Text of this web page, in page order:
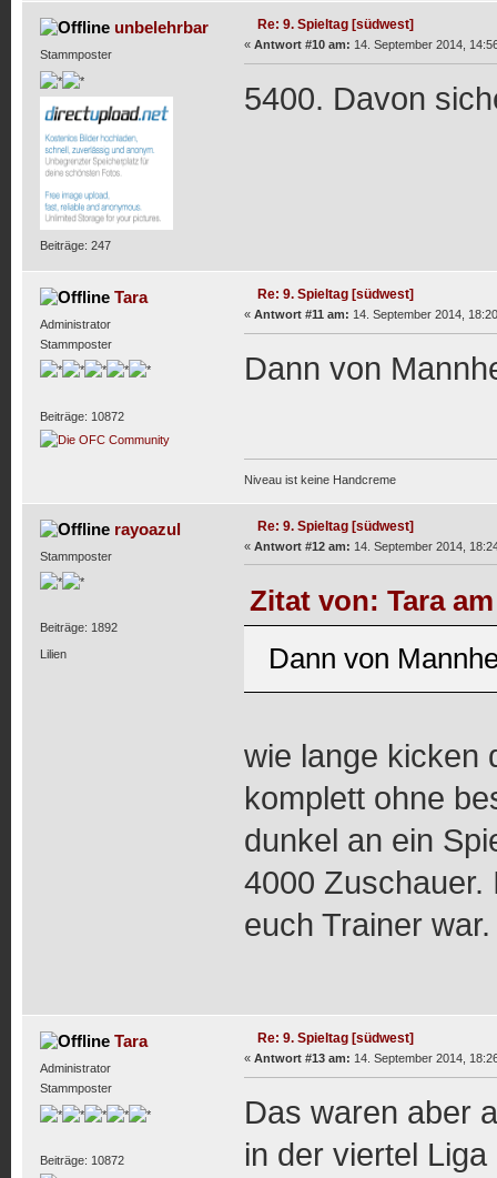
unbelehrbar
Stammposter
Beiträge: 247
Re: 9. Spieltag [südwest]
« Antwort #10 am: 14. September 2014,
5400. Davon
Tara
Administrator
Stammposter
Beiträge: 10872
Re: 9. Spieltag [südwest]
« Antwort #11 am: 14. September 2014,
Dann von
Niveau ist keine Handcreme
rayoazul
Stammposter
Beiträge: 1892
Lilien
Re: 9. Spieltag [südwest]
« Antwort #12 am: 14. September 2014,
Zitat von: Tara
Dann von
wie lange kicken
komplett ohne
dunkel an ein
4000 Zuschauer.
euch Trainer war.
Tara
Administrator
Stammposter
Beiträge: 10872
Re: 9. Spieltag [südwest]
« Antwort #13 am: 14. September 2014,
Das waren aber
in der viertel